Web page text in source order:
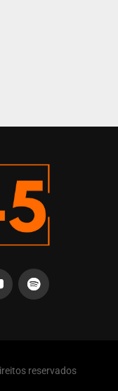
reservados